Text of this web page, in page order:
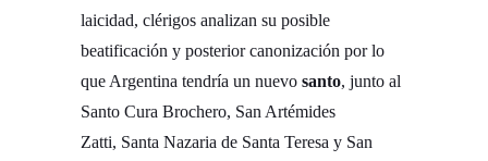
laicidad, clérigos analizan su posible
beatificación y posterior canonización por lo
que Argentina tendría un nuevo santo, junto al
Santo Cura Brochero, San Artémides
Zatti, Santa Nazaria de Santa Teresa y San